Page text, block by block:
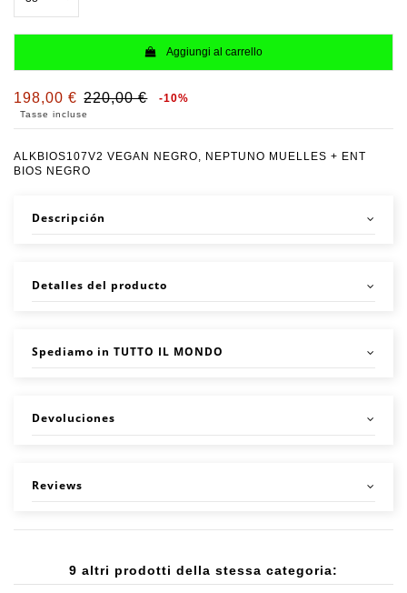
Aggiungi al carrello
198,00 € 220,00 € -10%
Tasse incluse
ALKBIOS107V2 VEGAN NEGRO, NEPTUNO MUELLES + ENT
BIOS NEGRO
Descripción
Detalles del producto
Spediamo in TUTTO IL MONDO
Devoluciones
Reviews
9 altri prodotti della stessa categoria: